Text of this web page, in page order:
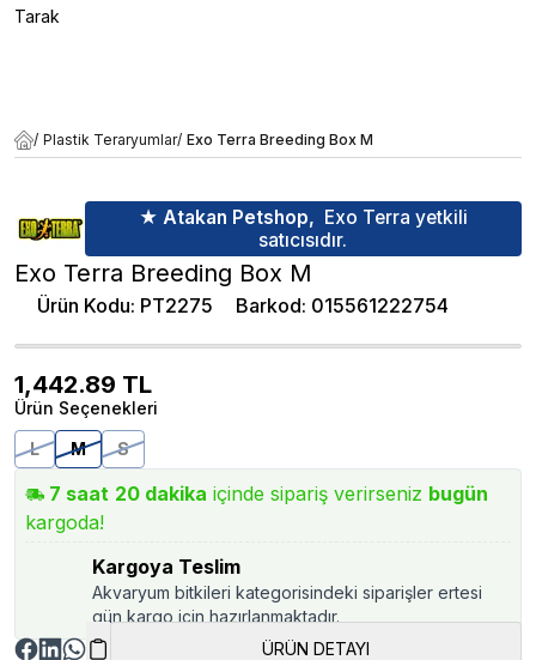
Tarak
/ Plastik Teraryumlar/ Exo Terra Breeding Box M
★ Atakan Petshop, Exo Terra yetkili
satıcısıdır.
Exo Terra Breeding Box M
Ürün Kodu: PT2275 Barkod: 015561222754
1,442.89 TL
Ürün Seçenekleri
L
M S
7 saat 20 dakika içinde sipariş verirseniz bugün
kargoda!
Kargoya Teslim
Akvaryum bitkileri kategorisindeki siparişler ertesi
gün kargo için hazırlanmaktadır.
ÜRÜN DETAYI